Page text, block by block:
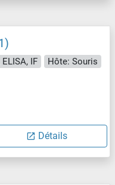
ELISA, IF
Hôte: Souris
Détails